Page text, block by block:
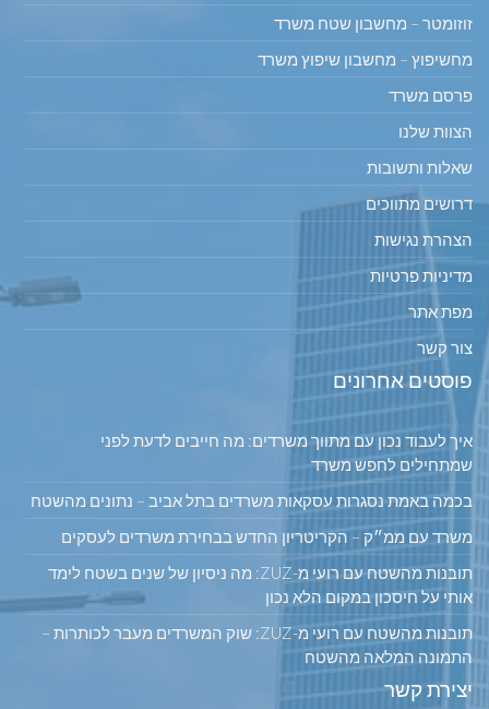
זוזומטר – מחשבון שטח משרד
מחשיפוץ – מחשבון שיפוץ משרד
פרסם משרד
הצוות שלנו
שאלות ותשובות
דרושים מתווכים
הצהרת נגישות
מדיניות פרטיות
מפת אתר
צור קשר
פוסטים אחרונים
איך לעבוד נכון עם מתווך משרדים: מה חייבים לדעת לפני
שמתחילים לחפש משרד
בכמה באמת נסגרות עסקאות משרדים בתל אביב – נתונים מהשטח
משרד עם ממ״ק – הקריטריון החדש בבחירת משרדים לעסקים
תובנות מהשטח עם רועי מ-ZUZ: מה ניסיון של שנים בשטח לימד
אותי על חיסכון במקום הלא נכון
תובנות מהשטח עם רועי מ-ZUZ: שוק המשרדים מעבר לכותרות –
התמונה המלאה מהשטח
יצירת קשר